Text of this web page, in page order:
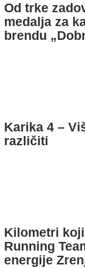
Od trke
medalja za
brendu
Karika 4 –
različiti
Kilometri
Running
energije